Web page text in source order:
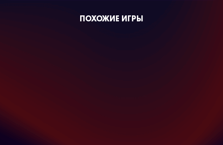
ПОХОЖИЕ ИГРЫ